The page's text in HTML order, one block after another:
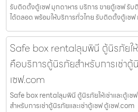
รับติดตั้งตู้เซฟ มุกดาหาร บริการ ขายตู้เซฟ รั
ได้ตลอด พร้อมให้บริการทั่วไทย รับติดตั้งตู้เซฟ
Safe box rentalลุมพินี ตู้นิรภัยให้เ
คือบริการตู้นิรภัยสำหรับการเช่าตู้
เซฟ.com
Safe box rentalลุมพินี ตู้นิรภัยให้เช่าและตู้เซ
สำหรับการเช่าตู้นิรภัยและเช่าตู้เซฟ ตู้เซฟ.com